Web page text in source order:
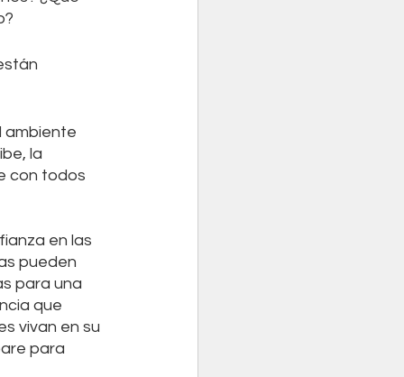
ambiente
la
con todos
en las
pueden
para una
que
vivan en su
para